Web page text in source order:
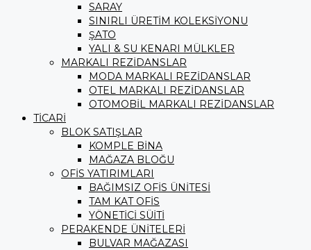
SARAY
SINIRLI ÜRETİM KOLEKSİYONU
ŞATO
YALI & SU KENARI MÜLKLER
MARKALI REZİDANSLAR
MODA MARKALI REZİDANSLAR
OTEL MARKALI REZİDANSLAR
OTOMOBİL MARKALI REZİDANSLAR
TİCARİ
BLOK SATIŞLAR
KOMPLE BİNA
MAĞAZA BLOĞU
OFİS YATIRIMLARI
BAĞIMSIZ OFİS ÜNİTESİ
TAM KAT OFİS
YÖNETİCİ SÜİTİ
PERAKENDE ÜNİTELERİ
BULVAR MAĞAZASI